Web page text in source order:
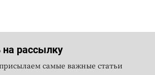
рассылку
самые важные статьи